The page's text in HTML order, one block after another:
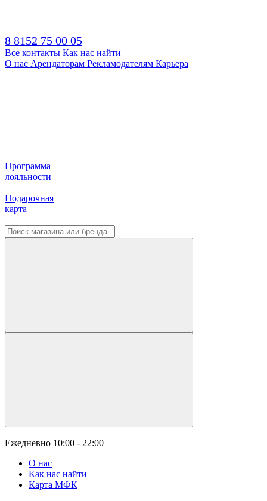
8 8152 75 00 05
Все контакты Как нас найти
О нас Арендаторам Рекламодателям Карьера
Программа
лояльности
Подарочная
карта
Ежедневно 10:00 - 22:00
О нас
Как нас найти
Карта МФК